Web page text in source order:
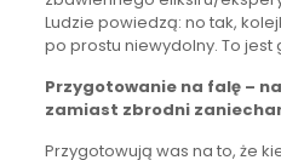
Ludzie powiedzą: no tak,
po prostu niewydolny. To jest
Przygotowanie na falę –
zamiast zbrodni
Przygotowują was na to, że